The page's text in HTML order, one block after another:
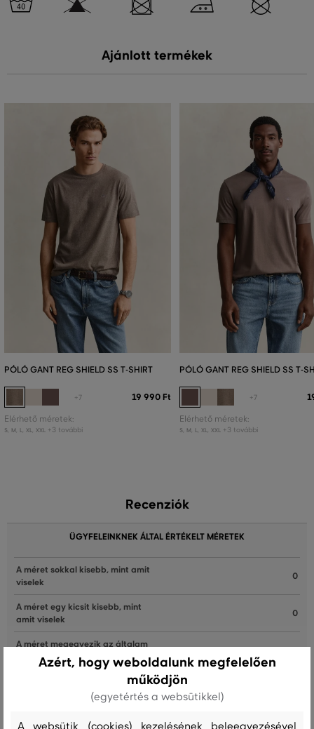
Ajánlott termékek
PÓLÓ GANT REG SHIELD SS T-SHIRT
+7 19 990 Ft
Elérhető méretek:
S M L XL XXL +3 további
PÓLÓ GANT REG SHIELD SS T-
+7
Elérhető méretek:
S M L XL XXL +3 további
Recenziók
ÜGYFELEINKNEK ÁLTAL ÉRTÉKELT MÉRETEK
A méret sokkal kisebb, mint amit
viselek
0
A méret egy kicsit kisebb, mint
amit viselek
0
A méret megegyezik az általam
szokásosan viselt mérettel
8
A méret egy kicsit nagyobb, mint
amit általában viselek
A méret sokkal nagyobb, mint
1
Azért, hogy weboldalunk megfelelően
működjön
(egyetértés a websütikkel)
A websütik (cookies) kezelésének beleegyezésével